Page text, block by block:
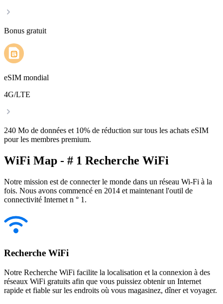
Bonus gratuit
eSIM mondial
4G/LTE
240 Mo de données et 10% de réduction sur tous les achats eSIM
pour les membres premium.
WiFi Map - # 1 Recherche WiFi
Notre mission est de connecter le monde dans un réseau Wi-Fi à la
fois. Nous avons commencé en 2014 et maintenant l'outil de
connectivité Internet n ° 1.
Recherche WiFi
Notre Recherche WiFi facilite la localisation et la connexion à des
réseaux WiFi gratuits afin que vous puissiez obtenir un Internet
rapide et fiable sur les endroits où vous magasinez, dîner et voyager.